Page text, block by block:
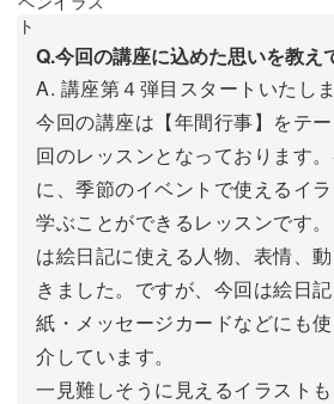
Q.今回の講座に込めた思いを教え
A. 講座第４弾目スタートいたし
今回の講座は【年間行事】をテ
回のレッスンとなっております
に、季節のイベントで使えるイ
学ぶことができるレッスンです
は絵日記に使える人物、表情、
きました。ですが、今回は絵日
紙・メッセージカードなどにも
介しています。
一見難しそうに見えるイラスト